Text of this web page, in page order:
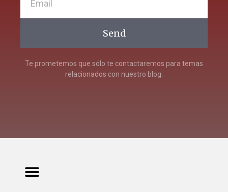
Send
Te prometemos que sólo te contactaremos para temas
relacionados con nuestro blog.